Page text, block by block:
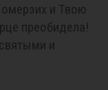
и Твою
преобидела!
и